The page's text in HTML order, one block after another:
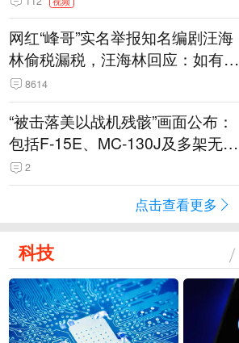
网红“峰哥”实名举报知名编剧汪海
林偷税漏税，汪海林回应：如有违
法行为，相关机构自会进行评判和
处理
8614
“被击落美以战机残骸”画面公布：
包括F-15E、MC-130J及多架无人
机 2
点击查看更多
科技